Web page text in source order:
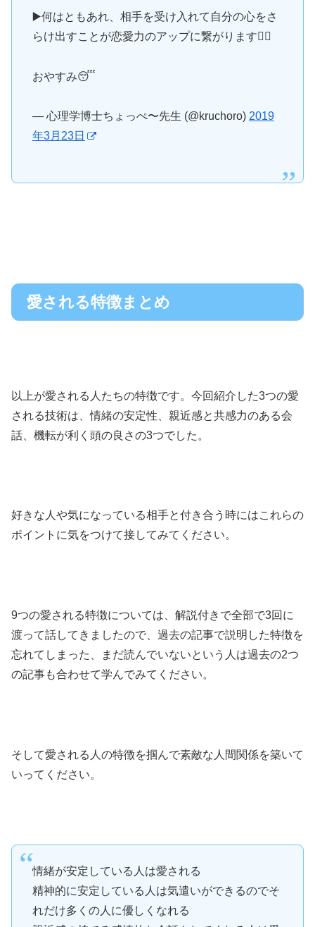
▶️何はともあれ、相手を受け入れて自分の心をさ
らけ出すことが恋愛力のアップに繋がります🙆‍♀️
おやすみ😴
— 心理学博士ちょっぺ〜先生 (@kruchoro) 2019
年3月23日
愛される特徴まとめ
以上が愛される人たちの特徴です。今回紹介した3つの愛
される技術は、情緒の安定性、親近感と共感力のある会
話、機転が利く頭の良さの3つでした。
好きな人や気になっている相手と付き合う時にはこれらの
ポイントに気をつけて接してみてください。
9つの愛される特徴については、解説付きで全部で3回に
渡って話してきましたので、過去の記事で説明した特徴を
忘れてしまった、まだ読んでいないという人は過去の2つ
の記事も合わせて学んでみてください。
そして愛される人の特徴を掴んで素敵な人間関係を築いて
いってください。
情緒が安定している人は愛される
精神的に安定している人は気遣いができるのでそ
れだけ多くの人に優しくなれる